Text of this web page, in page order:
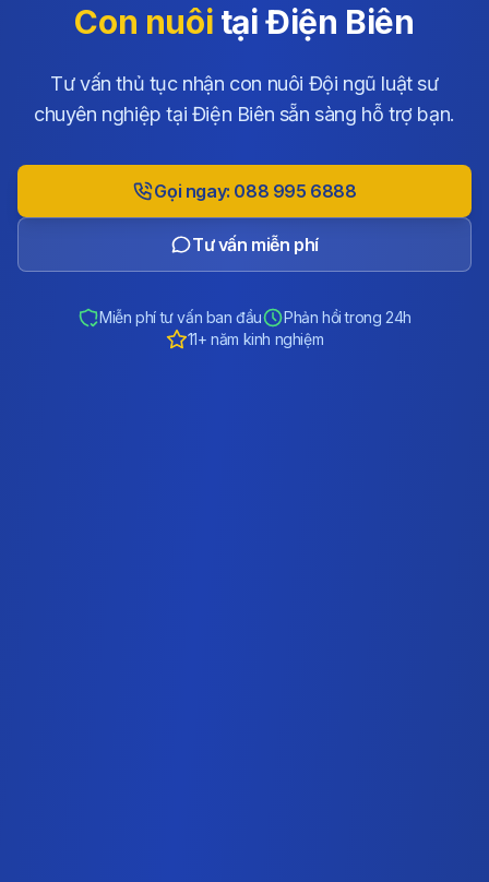
Con nuôi tại Điện Biên
Tư vấn thủ tục nhận con nuôi Đội ngũ luật sư
chuyên nghiệp tại Điện Biên sẵn sàng hỗ trợ bạn.
Gọi ngay: 088 995 6888
Tư vấn miễn phí
Miễn phí tư vấn ban đầu
Phản hồi trong 24h
11+ năm kinh nghiệm